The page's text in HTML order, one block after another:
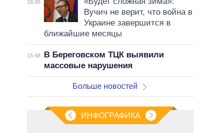
16:05
Вучич не верит, что война в
Украине завершится в
ближайшие месяцы
15:48
В Береговском ТЦК выявили
массовые нарушения
Больше новостей
ИНФОГРАФИКА